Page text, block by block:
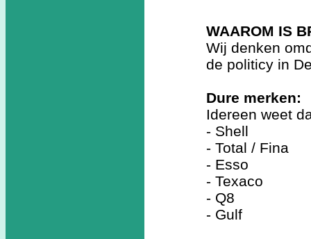
WAAROM IS
Wij denken
de politicy in
Dure merken:
Idereen weet
- Shell
- Total / Fina
- Esso
- Texaco
- Q8
- Gulf